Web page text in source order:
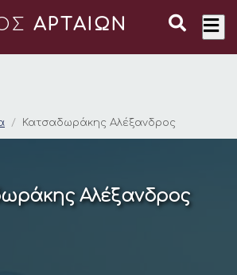
ΑΡΤΑΙΩΝ
Κατσαδωράκης Αλέξανδρος
Αλέξανδρος